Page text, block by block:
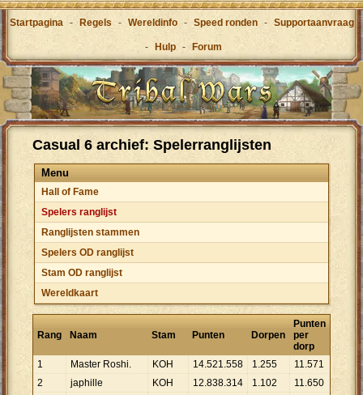
Startpagina - Regels - Wereldinfo - Speed ronden - Supportaanvraag
- Hulp - Forum
Casual 6 archief: Spelerranglijsten
Menu
Hall of Fame
Spelers ranglijst
Ranglijsten stammen
Spelers OD ranglijst
Stam OD ranglijst
Wereldkaart
Rang Naam Stam Punten Dorpen
Punten
per
dorp
1
Master Roshi. KOH 14.521.558 1.255 11.571
2
japhille KOH 12.838.314 1.102 11.650